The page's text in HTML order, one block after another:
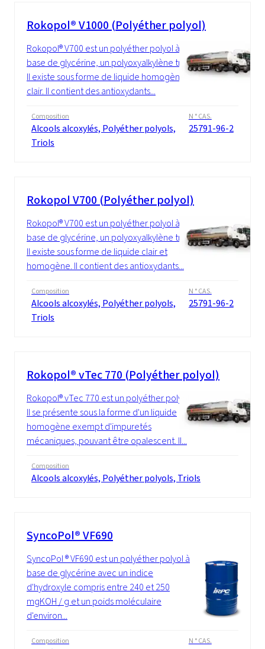
Rokopol® V1000 (Polyéther polyol)
Rokopol® V700 est un polyéther polyol à
base de glycérine, un polyoxyalkylène triol.
Il existe sous forme de liquide homogène et
clair. Il contient des antioxydants...
Composition
Alcools alcoxylés, Polyéther polyols,
Triols
N ° CAS.
25791-96-2
Rokopol V700 (Polyéther polyol)
Rokopol® V700 est un polyéther polyol à
base de glycérine, un polyoxyalkylène triol.
Il existe sous forme de liquide clair et
homogène. Il contient des antioxydants...
Composition
Alcools alcoxylés, Polyéther polyols,
Triols
N ° CAS.
25791-96-2
Rokopol® vTec 770 (Polyéther polyol)
Rokopol® vTec 770 est un polyéther polyol.
Il se présente sous la forme d'un liquide
homogène exempt d'impuretés
mécaniques, pouvant être opalescent. Il...
Composition
Alcools alcoxylés, Polyéther polyols, Triols
SyncoPol® VF690
SyncoPol ® VF690 est un polyéther polyol à
base de glycérine avec un indice
d'hydroxyle compris entre 240 et 250
mgKOH / g et un poids moléculaire
d'environ...
Composition N ° CAS.